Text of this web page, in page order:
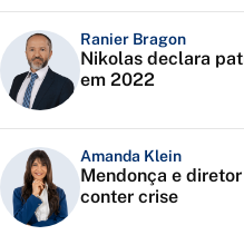
Ranier Bragon
Nikolas declara
em 2022
Amanda Klein
Mendonça e
conter crise